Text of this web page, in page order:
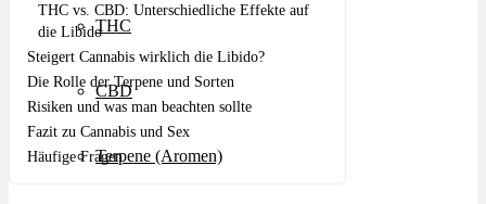
THC
CBD
Terpene (Aromen)
THC vs. CBD: Unterschiedliche Effekte auf
die Libido
Steigert Cannabis wirklich die Libido?
Die Rolle der Terpene und Sorten
Risiken und was man beachten sollte
Fazit zu Cannabis und Sex
Häufige Fragen